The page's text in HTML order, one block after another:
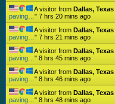
A visitor from Dallas, Texas
paving… " 7 hrs 20 mins ago
A visitor from Dallas, Texas
paving… " 7 hrs 21 mins ago
A visitor from Dallas, Texas
paving… " 8 hrs 45 mins ago
A visitor from Dallas, Texas
paving… " 8 hrs 46 mins ago
A visitor from Dallas, Texas
paving… " 8 hrs 48 mins ago